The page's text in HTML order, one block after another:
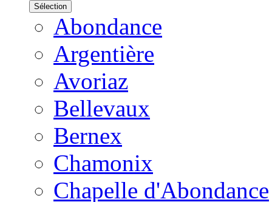
Sélection
Abondance
Argentière
Avoriaz
Bellevaux
Bernex
Chamonix
Chapelle d'Abondance